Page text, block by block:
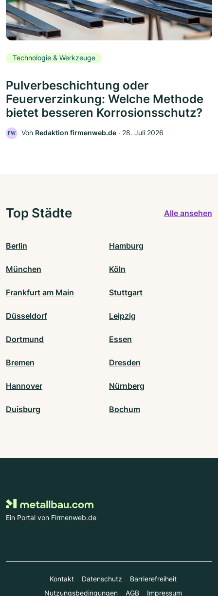
Technologie & Werkzeuge
Pulverbeschichtung oder
Feuerverzinkung: Welche Methode
bietet besseren Korrosionsschutz?
FW Von Redaktion firmenweb.de ‧ 28. Juli 2026
Top Städte Alle ansehen
Berlin Hamburg
München Köln
Frankfurt am Main Stuttgart
Düsseldorf Leipzig
Dortmund Essen
Bremen Dresden
Hannover Nürnberg
Duisburg Bochum
Ein Portal von Firmenweb.de
Kontakt Datenschutz
Barrierefreiheit
Nutzungsbedingungen
AGB Impressum